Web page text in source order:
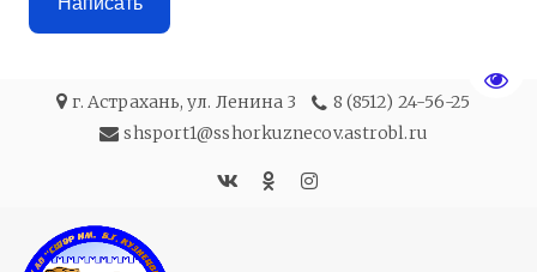
г. Астрахань,ул. Ленина 3
8 (8512) 24-56-25
shsport1@sshorkuznecov.astrobl.ru